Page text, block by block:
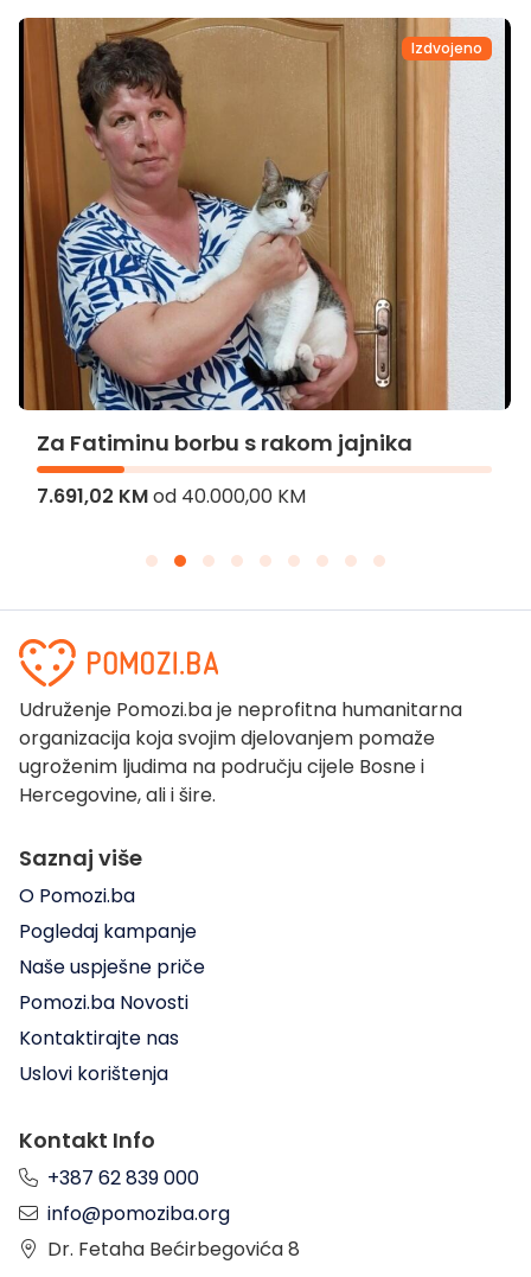
Izdvojeno
Za Fatiminu borbu s rakom jajnika
7.691,02 KMod 40.000,00 KM
Udruženje Pomozi.ba je neprofitna humanitarna
organizacija koja svojim djelovanjem pomaže
ugroženim ljudima na području cijele Bosne i
Hercegovine, ali i šire.
Saznaj više
O Pomozi.ba
Pogledaj kampanje
Naše uspješne priče
Pomozi.ba Novosti
Kontaktirajte nas
Uslovi korištenja
Kontakt Info
+387 62 839 000
info@pomoziba.org
Dr. Fetaha Bećirbegovića 8